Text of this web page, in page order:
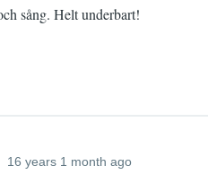
sång. Helt underbart!
16 years 1 month ago